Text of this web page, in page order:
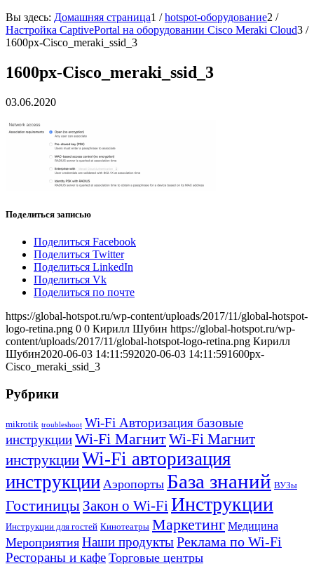
Вы здесь: Домашняя страница1 / hotspot-оборудование2 /
Настройка CaptivePortal на оборудовании Cisco Meraki Cloud3 /
1600px-Cisco_meraki_ssid_3
1600px-Cisco_meraki_ssid_3
03.06.2020
Поделиться записью
Поделиться Facebook
Поделиться Twitter
Поделиться LinkedIn
Поделиться Vk
Поделиться по почте
https://global-hotspot.ru/wp-content/uploads/2017/11/global-hotspot-
logo-retina.png 0 0 Кирилл Шубин https://global-hotspot.ru/wp-
content/uploads/2017/11/global-hotspot-logo-retina.png Кирилл
Шубин2020-06-03 14:11:592020-06-03 14:11:591600px-
Cisco_meraki_ssid_3
Рубрики
mikrotik troubleshoot Wi-Fi Авторизация базовые
инструкцииWi-Fi МагнитWi-Fi Магнит
инструкцииWi-Fi авторизация
инструкции Аэропорты База знаний ВУЗы
Гостиницы Закон о Wi-Fi Инструкции
Инструкции для гостей Кинотеатры Маркетинг Медицина
Мероприятия Наши продуктыРеклама по Wi-Fi
Рестораны и кафе Торговые центры